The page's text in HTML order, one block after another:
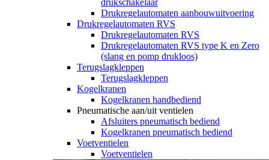
drukschakelaar
Drukregelautomaten aanbouwuitvoering
Drukregelautomaten RVS
Drukregelautomaten RVS
Drukregelautomaten RVS type K en Zero
(slang en pomp drukloos)
Terugslagkleppen
Terugslagkleppen
Kogelkranen
Kogelkranen handbediend
Pneumatische aan/uit ventielen
Afsluiters pneumatisch bediend
Kogelkranen pneumatisch bediend
Voetventielen
Voetventielen